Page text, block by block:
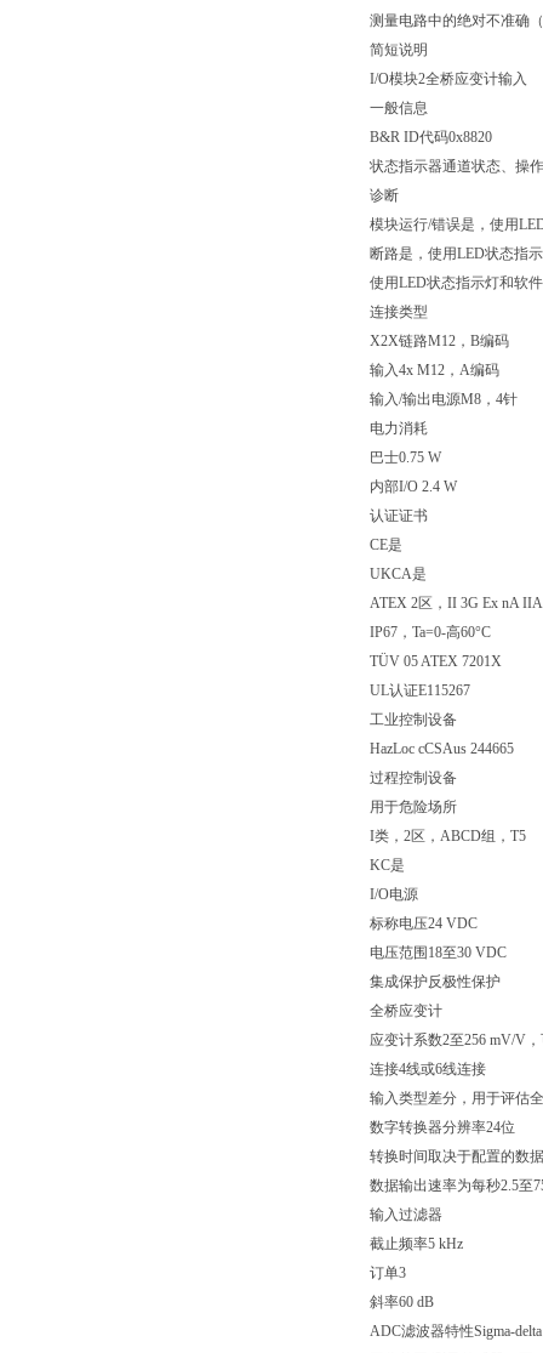
测量电路中的绝对不准确
简短说明
I/O模块2全桥应变计输入
一般信息
B&R ID代码0x8820
状态指示器通道状态、操
诊断
模块运行/错误是，使用
断路是，使用LED状态指
使用LED状态指示灯和软
连接类型
X2X链路M12，B编码
输入4x M12，A编码
输入/输出电源M8，4针
电力消耗
巴士0.75 W
内部I/O 2.4 W
认证证书
CE是
UKCA是
ATEX 2区，II 3G Ex nA IIA
IP67，Ta=0-高60°C
TÜV 05 ATEX 7201X
UL认证E115267
工业控制设备
HazLoc cCSAus 244665
过程控制设备
用于危险场所
I类，2区，ABCD组，T5
KC是
I/O电源
标称电压24 VDC
电压范围18至30 VDC
集成保护反极性保护
全桥应变计
应变计系数2至256 mV/V
连接4线或6线连接
输入类型差分，用于评估
数字转换器分辨率24位
转换时间取决于配置的数
数据输出速率为每秒2.5至
输入过滤器
截止频率5 kHz
订单3
斜率60 dB
ADC滤波器特性Sigma-